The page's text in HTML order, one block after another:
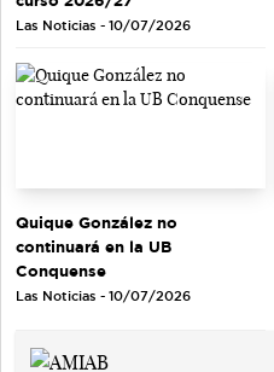
Las Noticias - 10/07/2026
Quique González no
continuará en la UB
Conquense
Las Noticias - 10/07/2026